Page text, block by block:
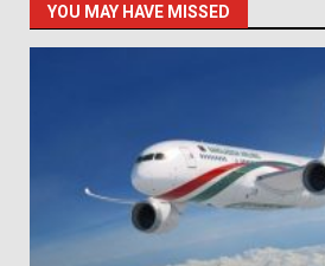
YOU MAY HAVE MISSED